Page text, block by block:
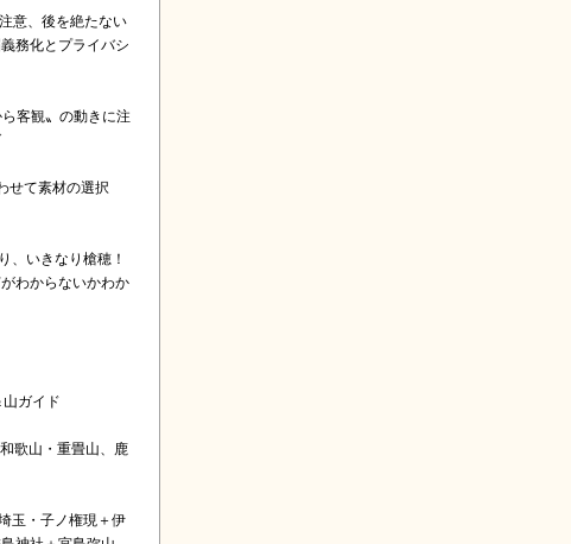
意、後を絶たない
務化とプライバシ
客観〟の動きに注
せて素材の選択
、いきなり槍穂！
わからないかわか
ガイド
歌山・重畳山、鹿
玉・子ノ権現＋伊